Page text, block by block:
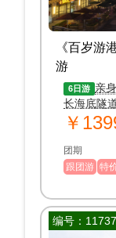
《百岁游
游
6日游 亲
长海底隧
￥
团期
跟团游 特
编号：